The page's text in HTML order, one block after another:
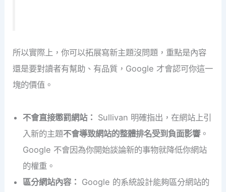
所以實際上，你可以拓展寫新主題沒問題，重點是內容
還是要對讀者有幫助、有品質，Google 才會認可你這一
塊的價值。
不會直接懲罰網站： Sullivan 明確指出，在網站上引
入新的主題不會導致網站的整體排名受到負面影響。
Google 不會因為你開始談論新的事物就降低你網站
的權重。
區分網站內容： Google 的系統設計能夠區分網站的